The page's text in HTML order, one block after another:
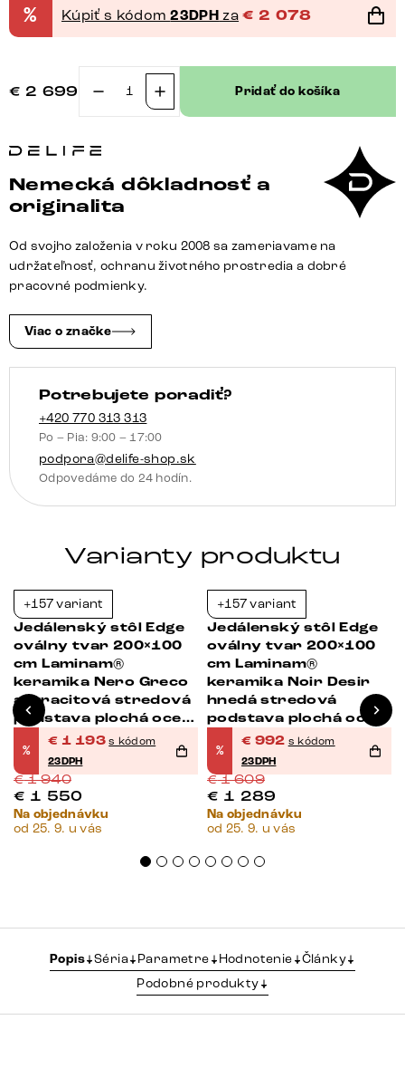
% Kúpiť s kódom23DPH za € 2 078
€ 2 699
množstvo
stôl
zaoblený
270x120
keramika
Iris
FMG
Grigio
Estelar
okrúhly
kov
efektová
povrchová
úprava
titánová
Pridať do košíka
Nemecká dôkladnosť a
originalita
Od svojho založenia v roku 2008 sa zameriavame na
udržateľnosť, ochranu životného prostredia a dobré
pracovné podmienky.
Viac o značke
Potrebujete poradiť?
+420 770 313 313
Po – Pia: 9:00 – 17:00
podpora@delife-shop.sk
Odpovedáme do 24 hodín.
Varianty produktu
+157 variant
Jedálenský stôl Edge
oválny tvar 200×100
cm Laminam®
keramika Nero Greco
antracitová stredová
podstava plochá oceľ
čierna
%
€ 1 193 s kódom
23DPH
€1 940
€ 1 550
Na objednávku
od 25. 9. u vás
+157 variant
Jedálenský stôl Edge
oválny tvar 200×100
cm Laminam®
keramika Noir Desir
hnedá stredová
podstava plochá oceľ
čierna
%
€ 992 s kódom
23DPH
€1 609
€ 1 289
Na objednávku
od 25. 9. u vás
Popis Séria Parametre Hodnotenie
Články
Podobné produkty